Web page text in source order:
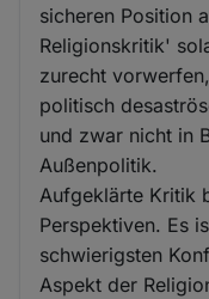
sicheren Position
Religionskritik'
zurecht
politisch
und zwar nicht in
Außenpolitik.
Aufgeklärte Kritik
Perspektiven. Es
schwierigsten
Aspekt der